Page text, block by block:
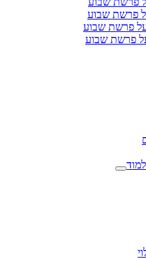
פרשת שבוע
פרשת שבוע
פרשת שבוע